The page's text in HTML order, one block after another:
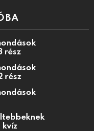
rész
rész
kvíz